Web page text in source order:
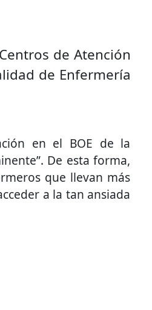
de Atención
de Enfermería
en el BOE de la
De esta forma,
que llevan más
a la tan ansiada